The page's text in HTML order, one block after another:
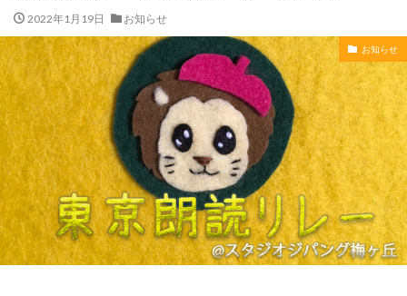
2022年1月19日 お知らせ
お知らせ